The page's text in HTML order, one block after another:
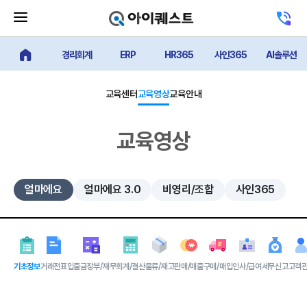
기
버
튼
센
터
얼마에요 메인경리회계 ERP HR365 사인365 AI솔루션
교육센터교육영상교육안내
교육영상
얼마에요 얼마에요 3.0 비영리/조합 사인365
기초정보거래전표입출금장부/재무회계/결산물류/재고판매/매출구매/매입인사/급여 세무신고고객